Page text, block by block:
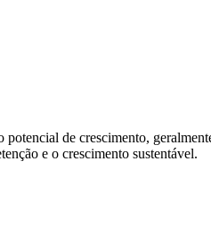
potencial de crescimento,
e o crescimento sustentável.